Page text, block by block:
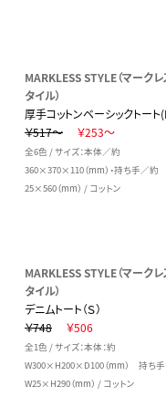
MARKLESS STYLE（マークレ
タイル）
厚手コットンベーシックトート
￥517～
￥253～
全6色 / サイズ：本体／約
360×370×110（mm）・持ち手／約
25×560（mm） / コットン
MARKLESS STYLE（マークレ
タイル）
デニムトート（Ｓ）
￥748
￥506
全1色 / サイズ：本体：約
W300×H200×D100（mm） 持ち手
W25×H290（mm） / コットン